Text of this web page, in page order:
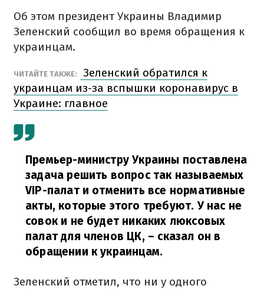
Об этом президент Украины Владимир
Зеленский сообщил во время обращения к
украинцам.
ЧИТАЙТЕ ТАКЖЕ:
Зеленский обратился к
украинцам из-за вспышки коронавирус в
Украине: главное
Премьер-министру Украины поставлена
задача решить вопрос так называемых
VIP-палат и отменить все нормативные
акты, которые этого требуют. У нас не
совок и не будет никаких люксовых
палат для членов ЦК, – сказал он в
обращении к украинцам.
Зеленский отметил, что ни у одного